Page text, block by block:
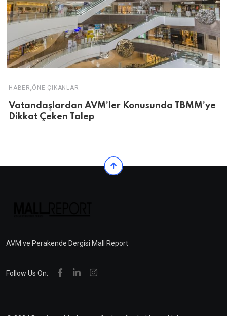
HABER,ÖNE ÇIKANLAR
Vatandaşlardan AVM’ler Konusunda TBMM’ye
Dikkat Çeken Talep
AVM ve Perakende Dergisi Mall Report
Follow Us On: